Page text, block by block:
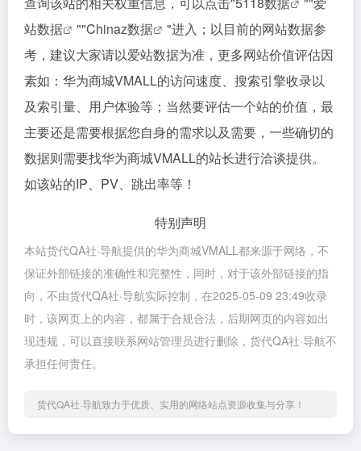
站数据
""Chinaz数据
"进入；以目前的网站数据参
考，建议大家请以爱站数据为准，更多网站价值评估因
素如：华为商城VMALL的访问速度、搜索引擎收录以
及索引量、用户体验等；当然要评估一个站的价值，最
主要还是需要根据您自身的需求以及需要，一些确切的
数据则需要找华为商城VMALL的站长进行洽谈提供。
如该站的IP、PV、跳出率等！
特别声明
本站货代QA社·导航提供的华为商城VMALL都来源于网络，不
保证外部链接的准确性和完整性，同时，对于该外部链接的指
向，不由货代QA社·导航实际控制，在2025-05-09 23:49收录
时，该网页上的内容，都属于合规合法，后期网页的内容如出
现违规，可以直接联系网站管理员进行删除，货代QA社·导航不
承担任何责任。
货代QA社·导航致力于优质、实用的网络站点资源收集与分享！